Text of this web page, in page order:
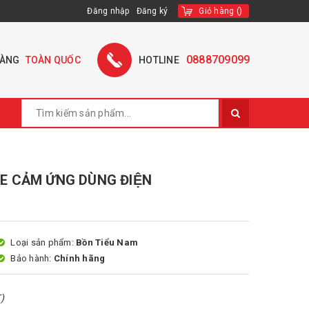
Đăng nhập Đăng ký Giỏ hàng ()
TOÀN QUỐC HOTLINE 0888709099
CẢM ỨNG DÙNG ĐIỆN
Loại sản phẩm: Bồn Tiểu Nam
Bảo hành: Chính hãng